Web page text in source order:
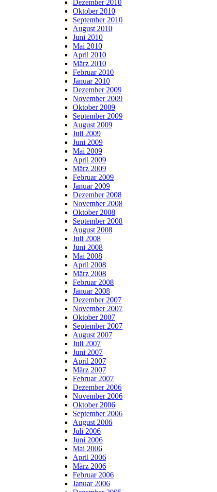
Dezember 2010
Oktober 2010
September 2010
August 2010
Juni 2010
Mai 2010
April 2010
März 2010
Februar 2010
Januar 2010
Dezember 2009
November 2009
Oktober 2009
September 2009
August 2009
Juli 2009
Juni 2009
Mai 2009
April 2009
März 2009
Februar 2009
Januar 2009
Dezember 2008
November 2008
Oktober 2008
September 2008
August 2008
Juli 2008
Juni 2008
Mai 2008
April 2008
März 2008
Februar 2008
Januar 2008
Dezember 2007
November 2007
Oktober 2007
September 2007
August 2007
Juli 2007
Juni 2007
April 2007
März 2007
Februar 2007
Dezember 2006
November 2006
Oktober 2006
September 2006
August 2006
Juli 2006
Juni 2006
Mai 2006
April 2006
März 2006
Februar 2006
Januar 2006